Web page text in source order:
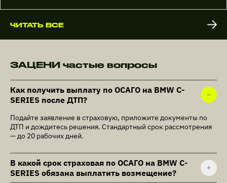
ЧИТАТЬ ВСЕ
ЗАЦЕНИ частые вопросы
Как получить выплату по ОСАГО на BMW C-
SERIES после ДТП?
Подайте заявление в страховую, приложите документы по
ДТП и дождитесь решения. Стандартный срок рассмотрения
— до 20 рабочих дней.
В какой срок страховая по ОСАГО на BMW C-
SERIES обязана выплатить возмещение?